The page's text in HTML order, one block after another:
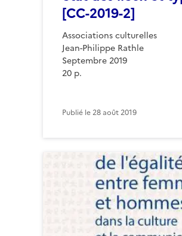
[CC-2019-2]
Associations culturelles
Jean-Philippe Rathle
Septembre 2019
20 p.
Publié le28 août 2019